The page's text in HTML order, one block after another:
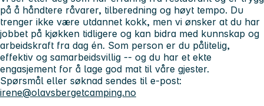
på å håndtere råvarer, tilberedning og høyt tempo. Du
trenger ikke være utdannet kokk, men vi ønsker at du har
jobbet på kjøkken tidligere og kan bidra med kunnskap og
arbeidskraft fra dag én. Som person er du pålitelig,
effektiv og samarbeidsvillig -- og du har et ekte
engasjement for å lage god mat til våre gjester.
Spørsmål eller søknad sendes til e-post:
irene@olavsbergetcamping.no